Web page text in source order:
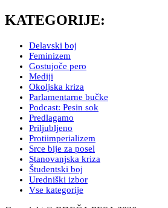
KATEGORIJE:
Delavski boj
Feminizem
Gostujoče pero
Mediji
Okoljska kriza
Parlamentarne bučke
Podcast: Pesin sok
Predlagamo
Priljubljeno
Protiimperializem
Srce bije za posel
Stanovanjska kriza
Študentski boj
Uredniški izbor
Vse kategorije